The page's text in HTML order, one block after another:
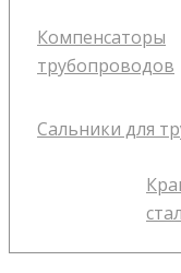
Компенсаторы
трубопроводов
Сальники для